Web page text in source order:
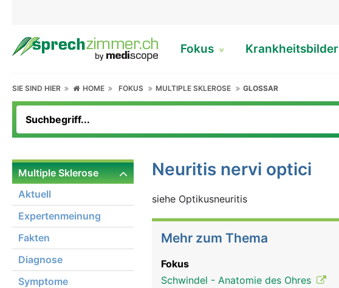
Fokus Krankheitsbilder
SIE SIND HIER HOME FOKUS MULTIPLE SKLEROSE GLOSSAR
Multiple Sklerose
Aktuell
Expertenmeinung
Fakten
Diagnose
Symptome
Neuritis nervi optici
siehe Optikusneuritis
Mehr zum Thema
Fokus
Schwindel - Anatomie des Ohres